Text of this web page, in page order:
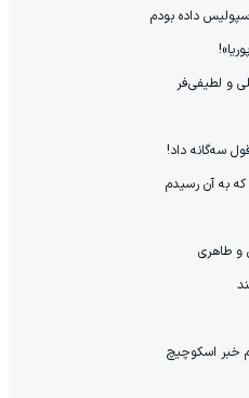
و لطیفی‌فر
سه‌گانه داد!
به آن رسیدم
و طاهری
خبر اسکوچیچ